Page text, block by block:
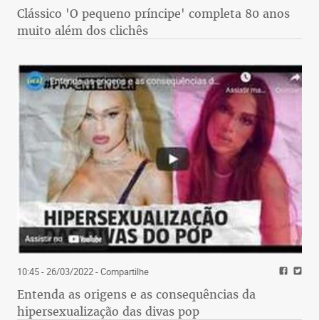
Clássico 'O pequeno príncipe' completa 80 anos
muito além dos clichês
10:45 - 26/03/2022- Compartilhe
Entenda as origens e as consequências da
hipersexualização das divas pop